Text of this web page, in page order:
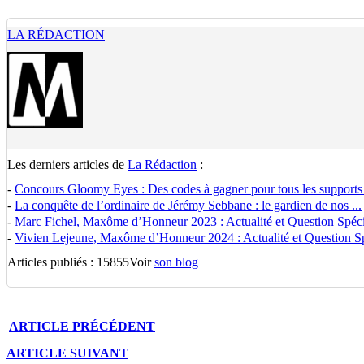
LA RÉDACTION
Les derniers articles de La Rédaction :
- Concours Gloomy Eyes : Des codes à gagner pour tous les
- La conquête de l’ordinaire de Jérémy Sebbane : le gardien de nos ...
- Marc Fichel, Maxôme d’Honneur 2023 : Actualité et Question
- Vivien Lejeune, Maxôme d’Honneur 2024 : Actualité et Question
Articles publiés : 15855Voirson blog
ARTICLE PRÉCÉDENT
ARTICLE SUIVANT